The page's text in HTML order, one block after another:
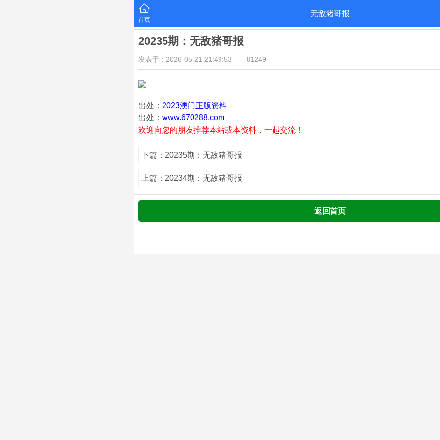
首页
无敌猪哥报
20235期：无敌猪哥报
发表于：2026-05-21 21:49:53 81249
出处： 2023澳门正版资料
出处： www.670288.com
欢迎向您的朋友推荐本站或本资料，一起交流！
下篇：20235期：无敌猪哥报
上篇：20234期：无敌猪哥报
返回首页